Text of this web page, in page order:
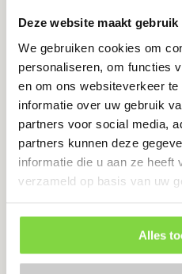
Deze website maakt
We gebruiken cookies om
personaliseren, om functies
en om ons websiteverkeer
informatie over uw gebruik
partners voor social media,
partners kunnen deze
informatie die u aan ze heeft
verzameld op basis van uw
Alles
Krammen